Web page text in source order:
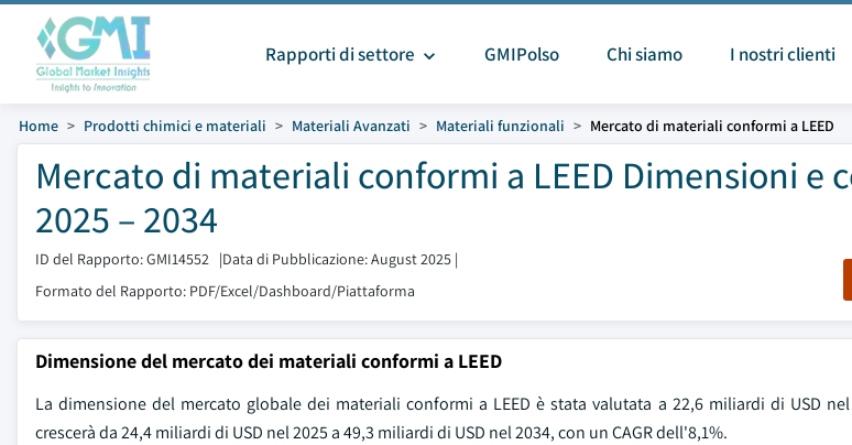
Rapporti di settore GMIPolso Chi siamo I nostri clienti
Home Prodotti chimici e materiali Materiali Avanzati Materiali funzionali Mercato di materiali conformi a LEED
Mercato di materiali conformi a LEED Dimensioni e
2025 – 2034
ID del Rapporto: GMI14552 |Data di Pubblicazione: August 2025 |
Formato del Rapporto: PDF/Excel/Dashboard/Piattaforma
Dimensione del mercato dei materiali conformi a LEED
La dimensione del mercato globale dei materiali conformi a LEED è stata valutata a 22,6 miliardi di USD
crescerà da 24,4 miliardi di USD nel 2025 a 49,3 miliardi di USD nel 2034, con un CAGR dell'8,1%.